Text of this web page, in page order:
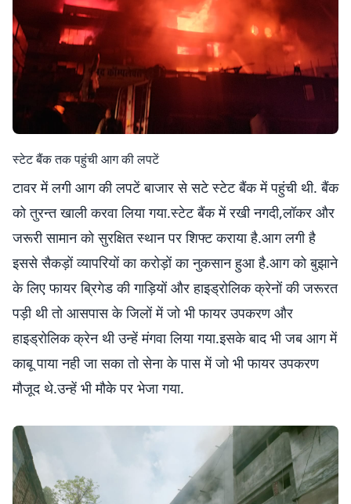
स्टेट बैंक तक पहुंची आग की लपटें
टावर में लगी आग की लपटें बाजार से सटे स्टेट बैंक में पहुंची थी. बैंक
को तुरन्त खाली करवा लिया गया.स्टेट बैंक में रखी नगदी,लॉकर और
जरूरी सामान को सुरक्षित स्थान पर शिफ्ट कराया है.आग लगी है
इससे सैकड़ों व्यापरियों का करोड़ों का नुकसान हुआ है.आग को बुझाने
के लिए फायर ब्रिगेड की गाड़ियों और हाइड्रोलिक क्रेनों की जरूरत
पड़ी थी तो आसपास के जिलों में जो भी फायर उपकरण और
हाइड्रोलिक क्रेन थी उन्हें मंगवा लिया गया.इसके बाद भी जब आग में
काबू पाया नही जा सका तो सेना के पास में जो भी फायर उपकरण
मौजूद थे.उन्हें भी मौके पर भेजा गया.